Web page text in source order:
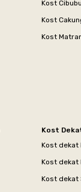
Kost
Kost
Kost
Kost
Kost dekat
Kost dekat
Kost dekat